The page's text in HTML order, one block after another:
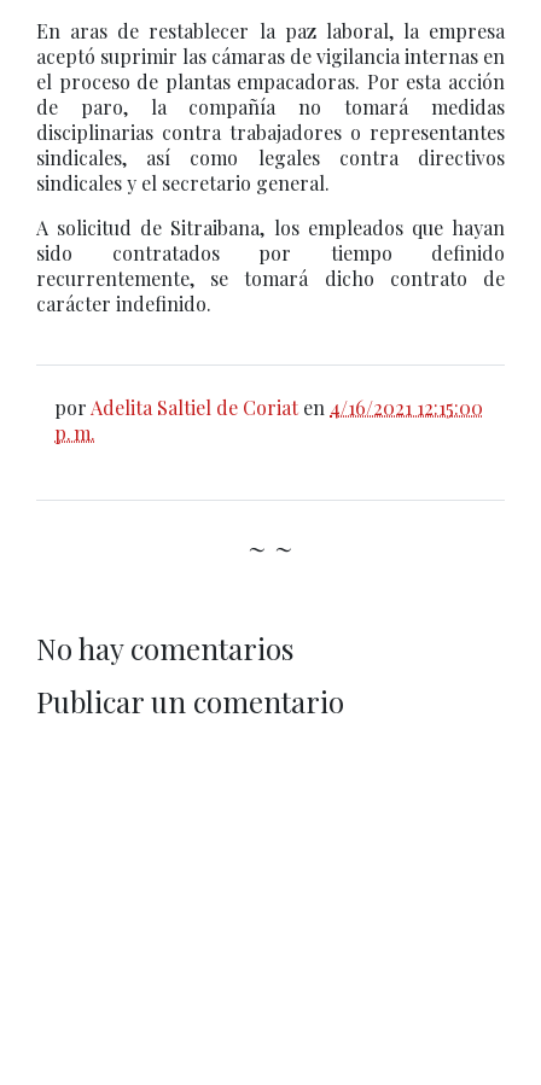
En aras de restablecer la paz laboral, la empresa
aceptó suprimir las cámaras de vigilancia internas en
el proceso de plantas empacadoras. Por esta acción
de paro, la compañía no tomará medidas
disciplinarias contra trabajadores o representantes
sindicales, así como legales contra directivos
sindicales y el secretario general.
A solicitud de Sitraibana, los empleados que hayan
sido contratados por tiempo definido
recurrentemente, se tomará dicho contrato de
carácter indefinido.
por Adelita Saltiel de Coriat en 4/16/2021 12:15:00
p. m.
~ ~
No hay comentarios
Publicar un comentario